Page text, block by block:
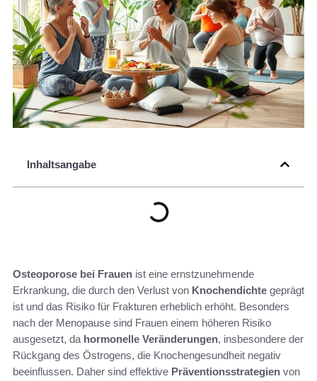
Inhaltsangabe
Osteoporose bei Frauen ist eine ernstzunehmende
Erkrankung, die durch den Verlust von Knochendichte geprägt
ist und das Risiko für Frakturen erheblich erhöht. Besonders
nach der Menopause sind Frauen einem höheren Risiko
ausgesetzt, da hormonelle Veränderungen, insbesondere der
Rückgang des Östrogens, die Knochengesundheit negativ
beeinflussen. Daher sind effektive Präventionsstrategien von